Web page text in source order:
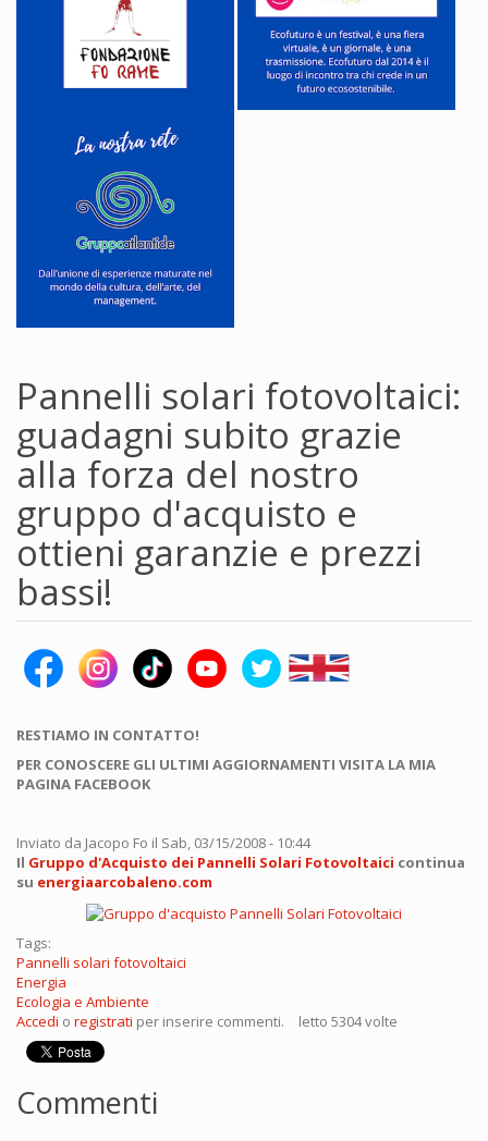
Pannelli solari fotovoltaici:
guadagni subito grazie
alla forza del nostro
gruppo d'acquisto e
ottieni garanzie e prezzi
bassi!
RESTIAMO IN CONTATTO!
PER CONOSCERE GLI ULTIMI AGGIORNAMENTI VISITA LA MIA
PAGINA FACEBOOK
Inviato da Jacopo Fo il Sab, 03/15/2008 - 10:44
Il Gruppo d'Acquisto dei Pannelli Solari Fotovoltaici continua
su energiaarcobaleno.com
Tags:
Pannelli solari fotovoltaici
Energia
Ecologia e Ambiente
Accedi o registrati per inserire commenti. letto 5304 volte
Commenti